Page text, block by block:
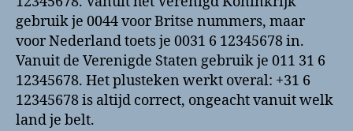
gebruik je 0044 voor Britse nummers, maar
voor Nederland toets je 0031 6 12345678 in.
Vanuit de Verenigde Staten gebruik je 011 31 6
12345678. Het plusteken werkt overal: +31 6
12345678 is altijd correct, ongeacht vanuit welk
land je belt.